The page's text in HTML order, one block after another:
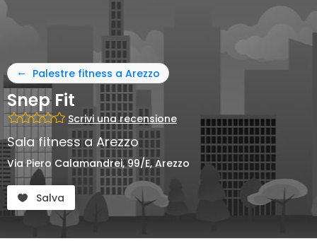
Palestre fitness a Arezzo
Snep Fit
Scrivi una recensione
Sala fitness a Arezzo
Via Piero Calamandrei, 99/E, Arezzo
Salva